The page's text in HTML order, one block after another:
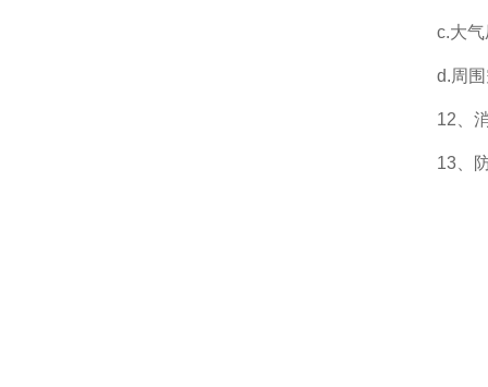
c.大
d.周
12、
13、